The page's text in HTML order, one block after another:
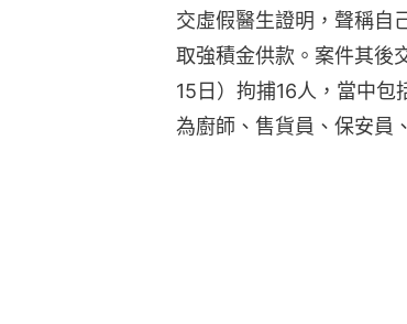
交虛假醫生證明，聲稱自
取強積金供款。案件其後
15日）拘捕16人，當中
為廚師、售貨員、保安員